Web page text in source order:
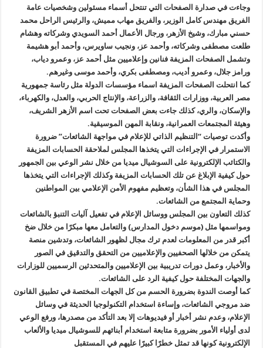
وجاءت في صدارة الصفحات التي تنتحل أسماء مسئولين وشخصيات عامة
الفريق مهندس كامل الوزير، والفريق مهاب مميش، والرئيس الراحل محمد
حسني مبارك، وشيخ الأزهر، ورجال الأعمال أحمد السويدي وشركاته وهشام
طلعت مصطفى وشركاته، وأحمد عز، ونجيب ساويرس، وأحمد أبو هشيمة
وتشمل الصفحات المزيفة فنانين وإعلاميين مثل أحمد عز، وعمرو دياب،
ورامز جلال، وعمرو أديب، ومصطفى بكري، وأحمد موسى وغيرهم.
كما انتحلت الصفحات المزيفة اسماء مؤسسات الدولة مثل رئاسة جمهورية
مصر العربية، ووزارات الثقافة، والزراعة، والإنتاج الحربي، والعدل، والكهرباء،
والإسكان، والري، كذلك جاءت بعض الصفحات تحت اسم الأزهر الشريف،
وهيئة المجتمعات العمرانية، ونقابة المهن الموسيقية.
وأكدت توصيات “التنظيم الذاتي للإعلام في مواجهة الشائعات” ضرورة
الاستمرار في الإجراءات التي يتخذها المجلس لملاحقة الحسابات المزيفة
والكتائب الإلكترونية على السوشيال ميديا من خلال نشر الوعي بين الجمهور
حول كيفية الإبلاغ عن تلك الحسابات المزيفة وكذلك الإجراءات التي يتخذها
المجلس في هذا الشأن، وتعظيم مفهوم الأمن الإعلامي بين المواطنين
وحماية المجتمع من الشائعات.
كذلك التعاون بين المجلس ووسائل الإعلام في تفعيل آليات التنبؤ بالشائعات
ومواسمها مثل (موسم دخول المدارس) والتعامل معها مبكرًا من خلال ضخ
أكبر قدر من المعلومات لعدم ترك مجال لظهور الشائعات، وتدشين منصة
يتمكن من خلالها الصحفيين والإعلاميين من التحقق والتدقيق في الصور
والأخبار، وعمل دورات تدريبية بين الإعلاميين والمتحدثين الرسميين للوزارات
والجهات المختلفة حول كيفية الرد على الشائعات.
كما أوصت الندوة بضرورة الحسم من كل الجهات المختصة في تطبيق القانون
ضد مروجي الشائعات، وإساءة استخدام التكنولوجيا الحديثة في وسائل
الإعلام، وعدم نشر أخبار أو فيديوهات إلا بعد التأكد من مصدرها، ورفع الوعي
لدى أولياء الأمور بضرورة متابعة استخدام أبنائهم للسوشيال ميديا والألعاب
الإلكترونية كونها قد تمثل خطرًا كبيرًا عليهم في المستقبل